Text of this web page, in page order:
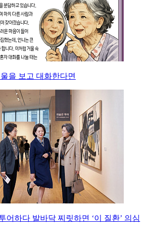
을 보고 대화한다면
어하다 발바닥 찌릿하면 ‘이 질환’ 의심